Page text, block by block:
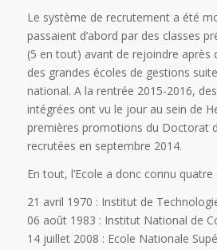
Le système de recrutement a été
passaient d’abord par des classes
(5 en tout) avant de rejoindre après
des grandes écoles de gestions
national. A la rentrée 2015-2016,
intégrées ont vu le jour au sein de
premières promotions du Doctorat
recrutées en septembre 2014.
En tout, l’Ecole a donc connu
21 avril 1970 : Institut de
06 août 1983 : Institut National de
14 juillet 2008 : Ecole Nationale